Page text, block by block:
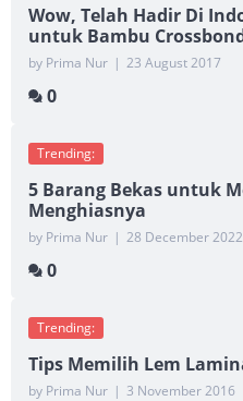
Wow, Telah Hadir Di
untuk Bambu
by Prima Nur | 23 August 2017
0
Trending:
5 Barang Bekas untuk
Menghiasnya
by Prima Nur | 28 December 2022
0
Trending:
Tips Memilih Lem
by Prima Nur | 3 November 2016